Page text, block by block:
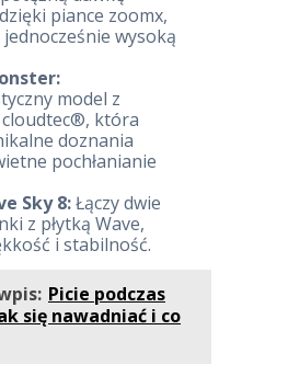
piance zoomx,
wysoką
model z
która
doznania
pochłanianie
Sky 8:Łączy dwie
z płytką Wave,
i stabilność.
Picie podczas
się nawadniać i co